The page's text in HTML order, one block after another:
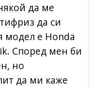
да ме
да си
модел е Honda
Според мен би
но
да ми каже